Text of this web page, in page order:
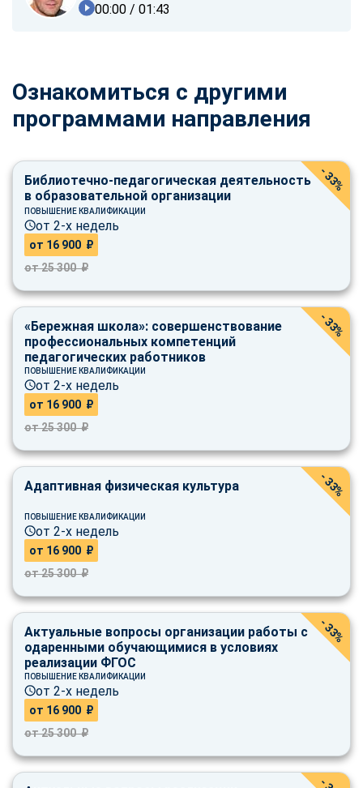
00:00 / 01:43
Ознакомиться с другими
программами направления
Библиотечно-педагогическая деятельность
в образовательной организации
ПОВЫШЕНИЕ КВАЛИФИКАЦИИ
от 2-х недель
от 16 900 ₽
от 25 300 ₽
- 33%
«Бережная школа»: совершенствование
профессиональных компетенций
педагогических работников
ПОВЫШЕНИЕ КВАЛИФИКАЦИИ
от 2-х недель
от 16 900 ₽
от 25 300 ₽
- 33%
Адаптивная физическая культура
ПОВЫШЕНИЕ КВАЛИФИКАЦИИ
от 2-х недель
от 16 900 ₽
от 25 300 ₽
- 33%
Актуальные вопросы организации работы с
одаренными обучающимися в условиях
реализации ФГОС
ПОВЫШЕНИЕ КВАЛИФИКАЦИИ
от 2-х недель
от 16 900 ₽
от 25 300 ₽
- 33%